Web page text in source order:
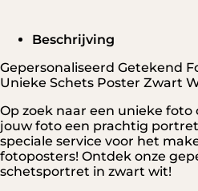
Beschrijving
Gepersonaliseerd Getekend
Unieke Schets Poster Zwart
Op zoek naar een unieke foto
jouw foto een prachtig
speciale service voor het
fotoposters! Ontdek onze
schetsportret in zwart wit!